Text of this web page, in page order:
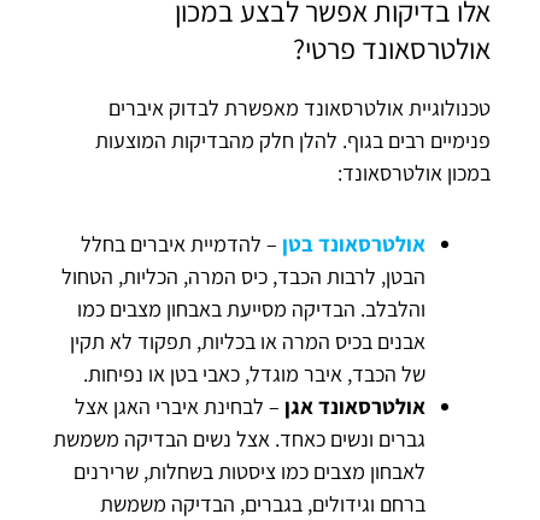
אלו בדיקות אפשר לבצע במכון
אולטרסאונד פרטי?
טכנולוגיית אולטרסאונד מאפשרת לבדוק איברים
פנימיים רבים בגוף. להלן חלק מהבדיקות המוצעות
במכון אולטרסאונד:
אולטרסאונד בטן – להדמיית איברים בחלל
הבטן, לרבות הכבד, כיס המרה, הכליות, הטחול
והלבלב. הבדיקה מסייעת באבחון מצבים כמו
אבנים בכיס המרה או בכליות, תפקוד לא תקין
של הכבד, איבר מוגדל, כאבי בטן או נפיחות.
אולטרסאונד אגן – לבחינת איברי האגן אצל
גברים ונשים כאחד. אצל נשים הבדיקה משמשת
לאבחון מצבים כמו ציסטות בשחלות, שרירנים
ברחם וגידולים, בגברים, הבדיקה משמשת